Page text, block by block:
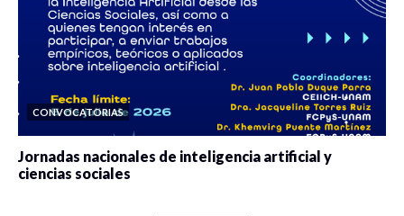
CONVOCATORIAS
Jornadas nacionales de inteligencia artificial y
ciencias sociales